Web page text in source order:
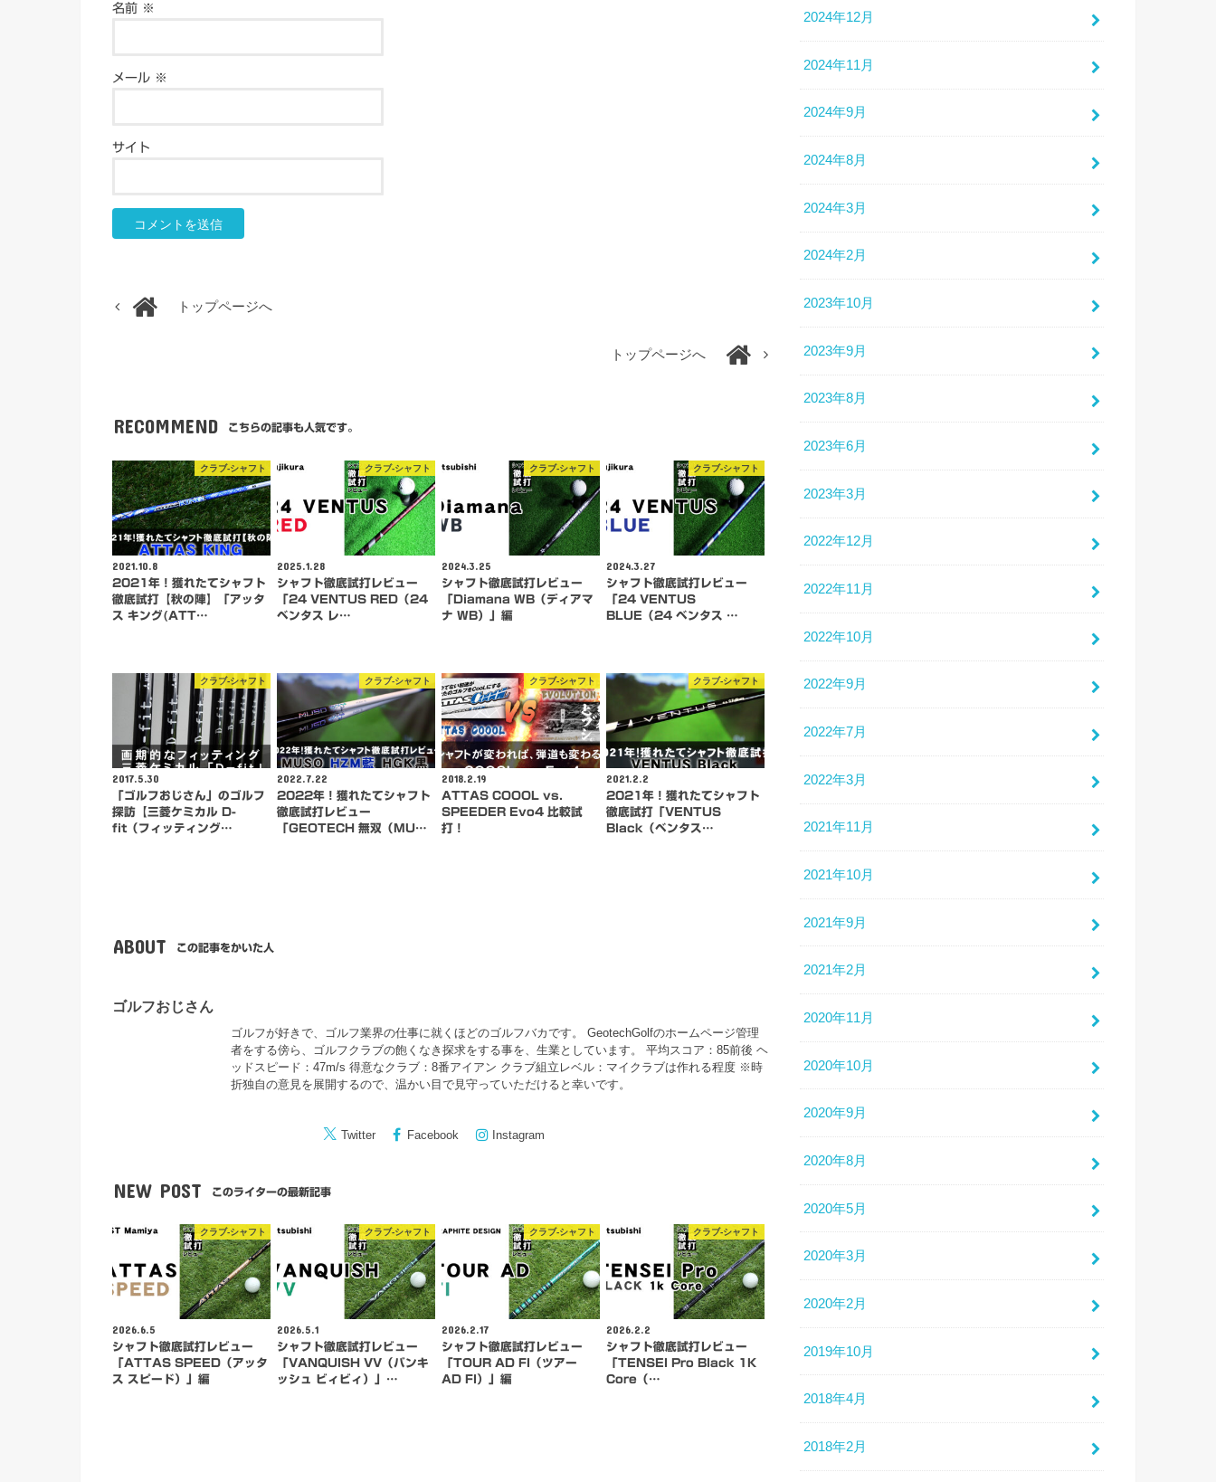
名前 ※
メール ※
サイト
トップページへ
トップページへ
RECOMMEND こちらの記事も人気です。
クラブ-シャフト
2021.10.8
2021年！獲れたてシャフト
徹底試打【秋の陣】「アッタ
ス キング(ATT…
クラブ-シャフト
2025.1.28
シャフト徹底試打レビュー
「24 VENTUS RED（24
ベンタス レ…
クラブ-シャフト
2024.3.25
シャフト徹底試打レビュー
「Diamana WB（ディアマ
ナ WB）」編
クラブ-シャフト
2024.3.27
シャフト徹底試打レビュー
「24 VENTUS
BLUE（24 ベンタス …
クラブ-シャフト
2017.5.30
「ゴルフおじさん」のゴルフ
探訪【三菱ケミカル D-
fit（フィッティング…
クラブ-シャフト
2022.7.22
2022年！獲れたてシャフト
徹底試打レビュー
「GEOTECH 無双（MU…
クラブ-シャフト
2018.2.19
ATTAS COOOL vs.
SPEEDER Evo4 比較試
打！
クラブ-シャフト
2021.2.2
2021年！獲れたてシャフト
徹底試打「VENTUS
Black（ベンタス…
ABOUT この記事をかいた人
ゴルフおじさん
ゴルフが好きで、ゴルフ業界の仕事に就くほどのゴルフバカです。 GeotechGolfのホームページ管理
者をする傍ら、ゴルフクラブの飽くなき探求をする事を、生業としています。 平均スコア：85前後 ヘ
ッドスピード：47m/s 得意なクラブ：8番アイアン クラブ組立レベル：マイクラブは作れる程度 ※時
折独自の意見を展開するので、温かい目で見守っていただけると幸いです。
Twitter Facebook Instagram
NEW POST このライターの最新記事
クラブ-シャフト
2026.6.5
シャフト徹底試打レビュー
「ATTAS SPEED（アッタ
ス スピード）」編
クラブ-シャフト
2026.5.1
シャフト徹底試打レビュー
「VANQUISH VV（バンキ
ッシュ ビィビィ）」…
クラブ-シャフト
2026.2.17
シャフト徹底試打レビュー
「TOUR AD FI（ツアー
AD FI）」編
クラブ-シャフト
2026.2.2
シャフト徹底試打レビュー
「TENSEI Pro Black 1K
Core（…
2024年12月
2024年11月
2024年9月
2024年8月
2024年3月
2024年2月
2023年10月
2023年9月
2023年8月
2023年6月
2023年3月
2022年12月
2022年11月
2022年10月
2022年9月
2022年7月
2022年3月
2021年11月
2021年10月
2021年9月
2021年2月
2020年11月
2020年10月
2020年9月
2020年8月
2020年5月
2020年3月
2020年2月
2019年10月
2018年4月
2018年2月